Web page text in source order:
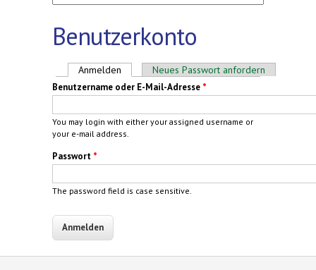
Benutzerkonto
Haupt-Reiter
Anmelden (aktiver Reiter)
Neues Passwort anfordern
Benutzername oder E-Mail-Adresse *
You may login with either your assigned username or
your e-mail address.
Passwort *
The password field is case sensitive.